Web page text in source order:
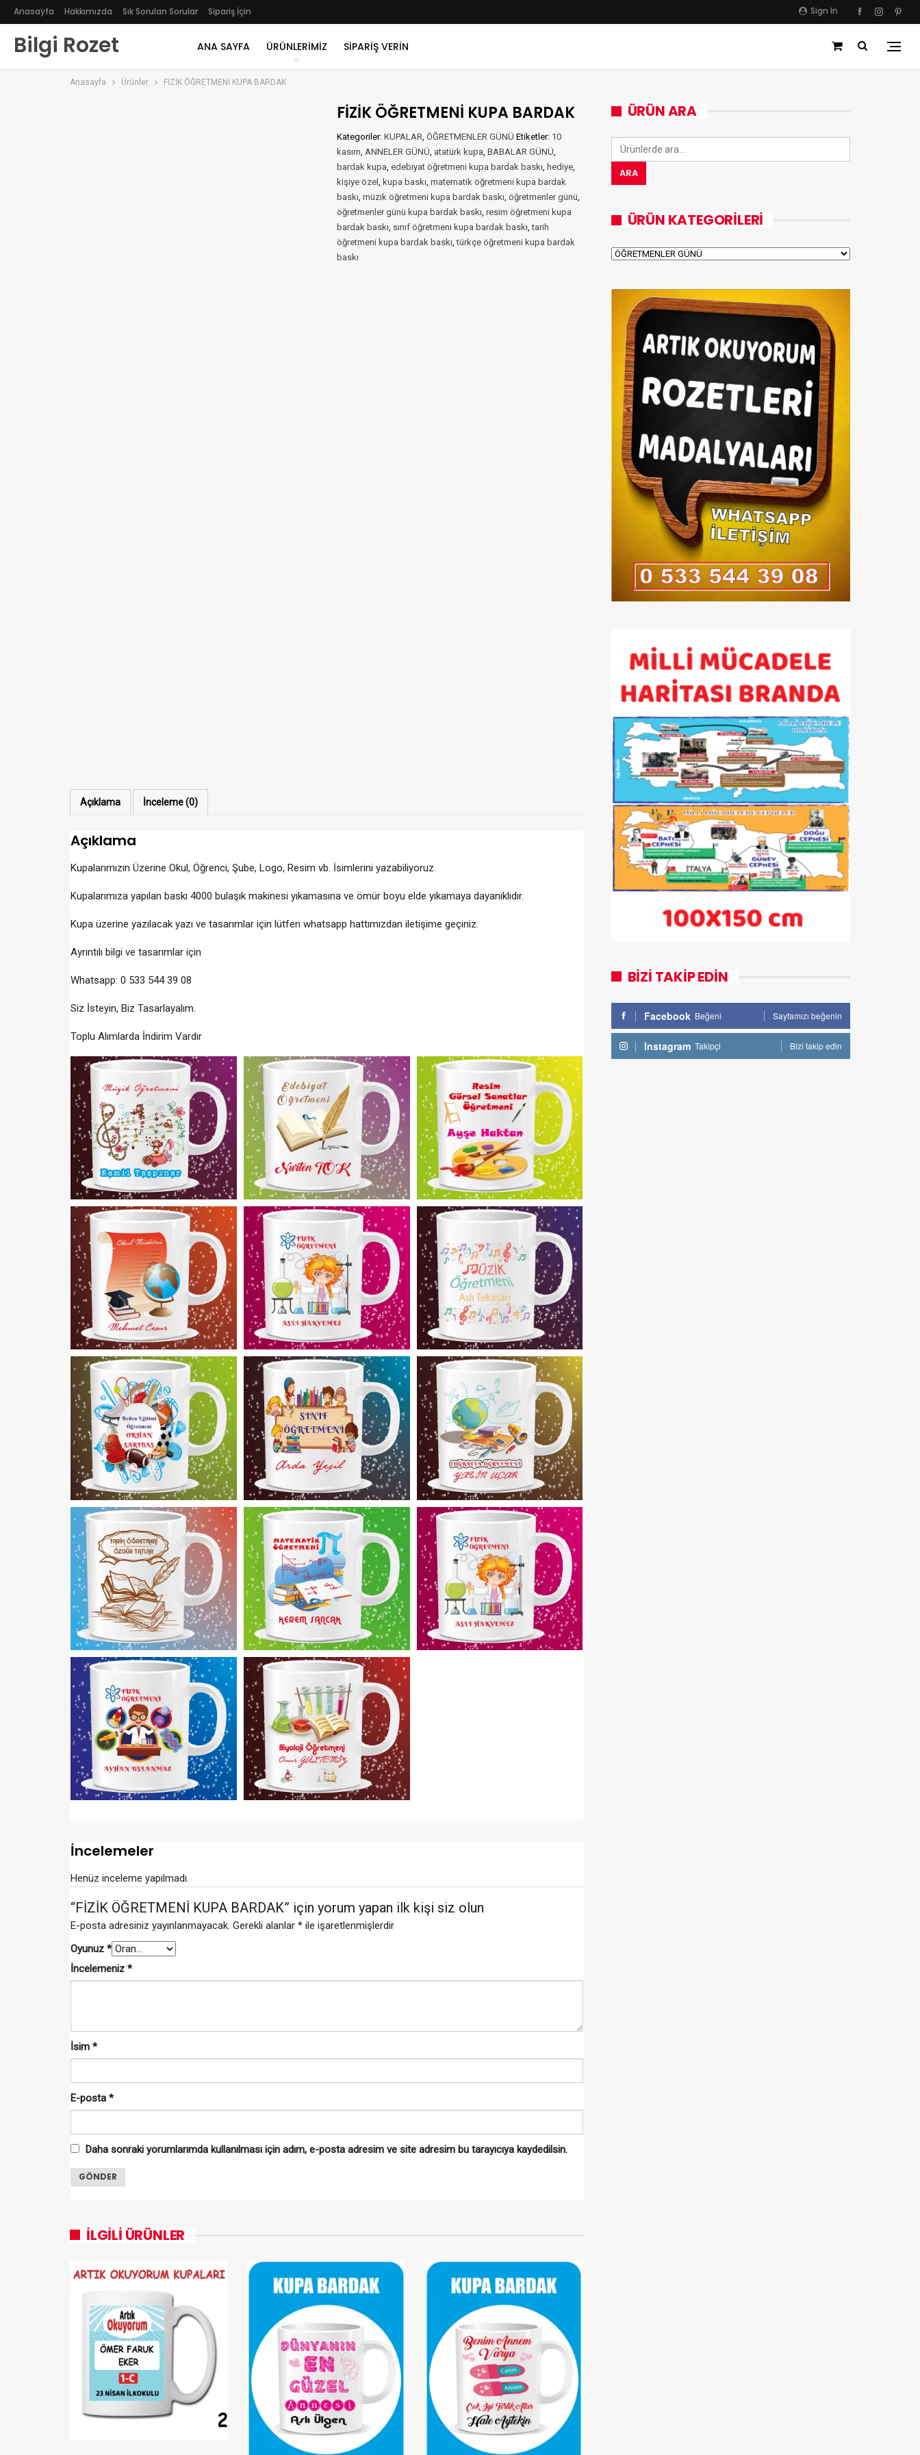
Sign In
Anasayfa Hakkımızda Sık Sorulan Sorular Sipariş İçin
Bilgi Rozet ANA SAYFA ÜRÜNLERIMIZ SIPARIŞ VERIN
Anasayfa Ürünler FİZİK ÖĞRETMENİ KUPA BARDAK
FİZİK ÖĞRETMENİ KUPA BARDAK
Kategoriler:KUPALAR,ÖĞRETMENLER GÜNÜ Etiketler: 10
kasım,ANNELER GÜNÜ, atatürk kupa,BABALAR GÜNÜ,
bardak kupa,edebiyat öğretmeni kupa bardak baskı, hediye,
kişiye özel, kupa baskı,matematik öğretmeni kupa bardak
baskı,müzik öğretmeni kupa bardak baskı,öğretmenler günü,
öğretmenler günü kupa bardak baskı,resim öğretmeni kupa
bardak baskı, sınıf öğretmeni kupa bardak baskı,tarih
öğretmeni kupa bardak baskı,türkçe öğretmeni kupa bardak
baskı
Açıklama İnceleme (0)
Açıklama
Kupalarımızın Üzerine Okul, Öğrenci, Şube, Logo, Resim vb. İsimlerini yazabiliyoruz.
Kupalarımıza yapılan baskı 4000 bulaşık makinesi yıkamasına ve ömür boyu elde yıkamaya dayanıklıdır.
Kupa üzerine yazılacak yazı ve tasarımlar için lütfen whatsapp hattımızdan iletişime geçiniz.
Ayrıntılı bilgi ve tasarımlar için
Whatsapp: 0 533 544 39 08
Siz İsteyin, Biz Tasarlayalım.
Toplu Alımlarda İndirim Vardır
İncelemeler
Henüz inceleme yapılmadı.
“FİZİK ÖĞRETMENİ KUPA BARDAK” için yorum yapan ilk kişi siz olun
E-posta adresiniz yayınlanmayacak. Gerekli alanlar * ile işaretlenmişlerdir
Oyunuz *
İncelemeniz *
İsim *
E-posta *
Daha sonraki yorumlarımda kullanılması için adım, e-posta adresim ve site adresim bu tarayıcıya kaydedilsin.
İLGILI ÜRÜNLER
ÜRÜN ARA
Ara:
ARA
ÜRÜN KATEGORILERI
BİZİ TAKİP EDİN
Facebook Beğeni Sayfamızı beğenin
Instagram Takipçi Bizi takip edin